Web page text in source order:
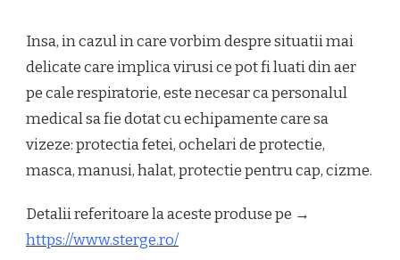
Insa, in cazul in care vorbim despre situatii mai
delicate care implica virusi ce pot fi luati din aer
pe cale respiratorie, este necesar ca personalul
medical sa fie dotat cu echipamente care sa
vizeze: protectia fetei, ochelari de protectie,
masca, manusi, halat, protectie pentru cap, cizme.
Detalii referitoare la aceste produse pe →
https://www.sterge.ro/